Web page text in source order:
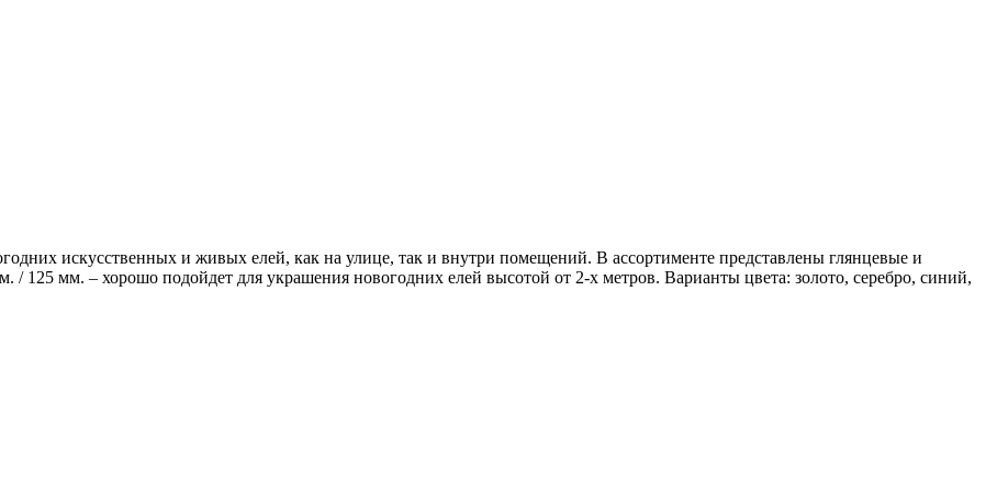
искусственных и живых елей, как на улице, так и внутри помещений. В ассортименте представлены глянцевые и
/ 125 мм. – хорошо подойдет для украшения новогодних елей высотой от 2-х метров. Варианты цвета: золото, серебро, синий,